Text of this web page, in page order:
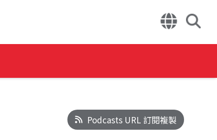
Podcasts URL 訂閱複製